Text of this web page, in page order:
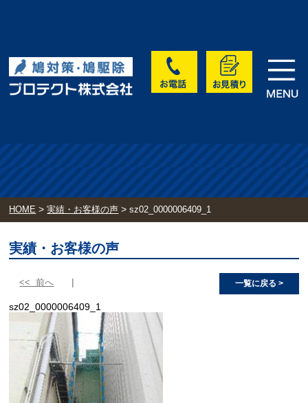
HOME >実績・お客様の声 >sz02_0000006409_1
実績・お客様の声
<< 前へ 一覧に戻る >
sz02_0000006409_1